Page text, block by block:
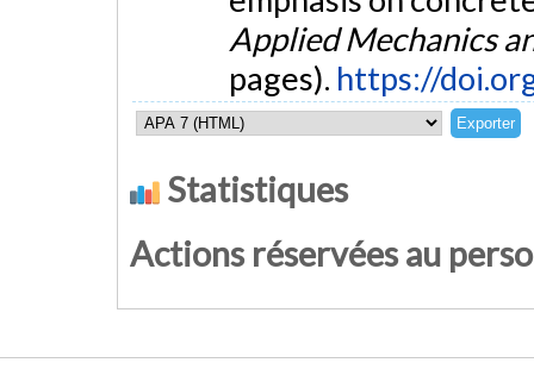
Applied Mechanics
pages). https://
Statistiques
Actions réservées au